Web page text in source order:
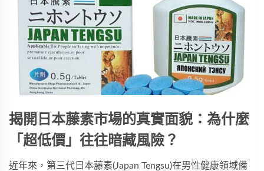
揭開日本藤素市場的真實面貌：為什麼
「超低價」往往暗藏風險？
近年來， 第三代日本藤素(Japan Tengsu)在男性健康領域備